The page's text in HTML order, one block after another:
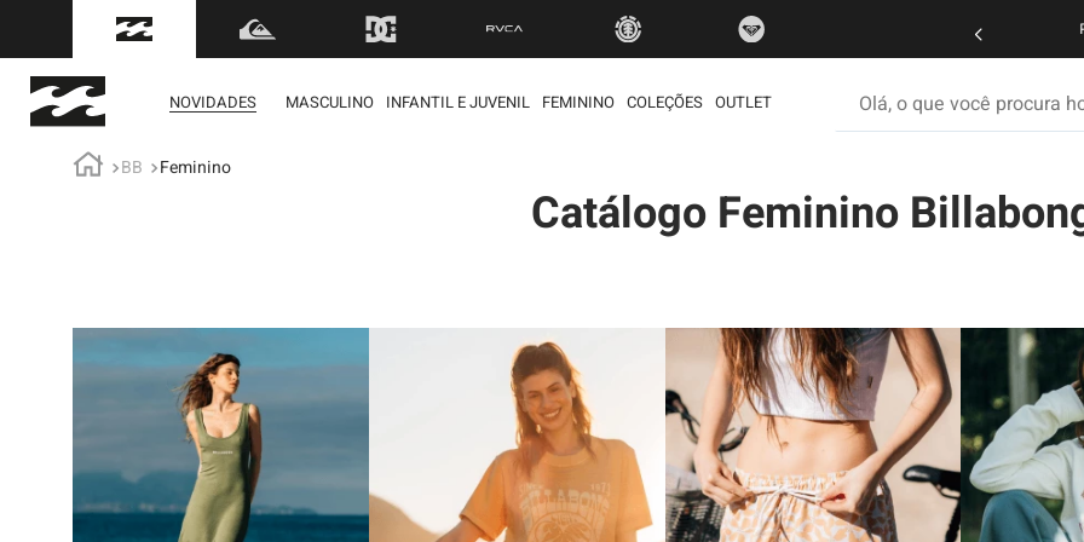
FRETE GRÁTIS
NOVIDADES MASCULINO INFANTIL E JUVENIL FEMININO COLEÇÕES OUTLET
BB Feminino
Catálogo Feminino
moletom
boné
camiseta
bermuda
7º
jaqueta
8
carteira